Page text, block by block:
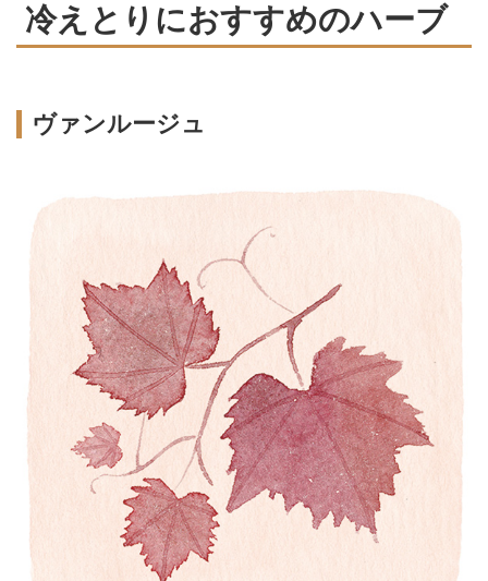
冷えとりにおすすめのハーブ
ヴァンルージュ